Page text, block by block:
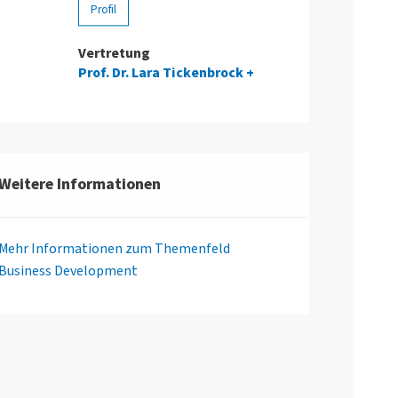
Profil
Vertretung
Prof. Dr. Lara Tickenbrock
Informationen
Informationen zum Themenfeld
Development